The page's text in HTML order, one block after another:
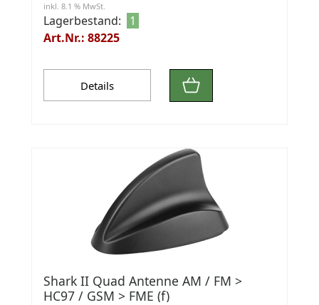
inkl. 8.1 % MwSt.
Lagerbestand:
1
Art.Nr.: 88225
Details
Shark II Quad Antenne AM / FM >
HC97 / GSM > FME (f)